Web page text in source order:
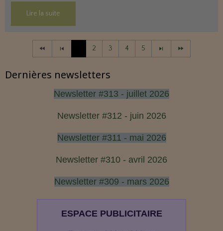
Lire la suite
2 3 4 5
Dernières newsletters
Newsletter #313 - juillet 2026
Newsletter #312 - juin 2026
Newsletter #311 - mai 2026
Newsletter #310 - avril 2026
Newsletter #309 - mars 2026
ESPACE PUBLICITAIRE